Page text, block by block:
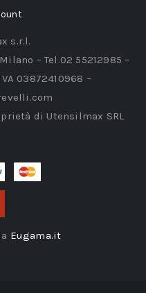
s.r.l.
– Tel.02 55212985 –
03872410968 –
di Utensilmax SRL
Eugama.it